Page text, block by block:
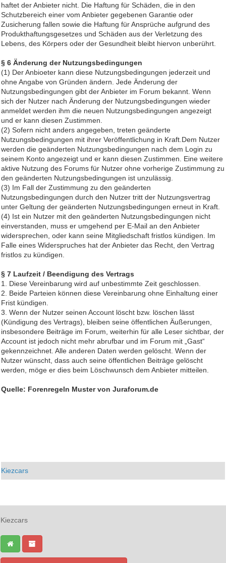
haftet der Anbieter nicht. Die Haftung für Schäden, die in den
Schutzbereich einer vom Anbieter gegebenen Garantie oder
Zusicherung fallen sowie die Haftung für Ansprüche aufgrund des
Produkthaftungsgesetzes und Schäden aus der Verletzung des
Lebens, des Körpers oder der Gesundheit bleibt hiervon unberührt.
§ 6 Änderung der Nutzungsbedingungen
(1) Der Anbioeter kann diese Nutzungsbedingungen jederzeit und
ohne Angabe von Gründen ändern. Jede Änderung der
Nutzungsbedingungen gibt der Anbieter im Forum bekannt. Wenn
sich der Nutzer nach Änderung der Nutzungsbedingungen wieder
anmeldet werden ihm die neuen Nutzungsbedingungen angezeigt
und er kann diesen Zustimmen.
(2) Sofern nicht anders angegeben, treten geänderte
Nutzungsbedingungen mit ihrer Veröffentlichung in Kraft.Dem Nutzer
werden die geänderten Nutzungsbedingungen nach dem Login zu
seinem Konto angezeigt und er kann diesen Zustimmen. Eine weitere
aktive Nutzung des Forums für Nutzer ohne vorherige Zustimmung zu
den geänderten Nutzungsbedingungen ist unzulässig.
(3) Im Fall der Zustimmung zu den geänderten
Nutzungsbedingungen durch den Nutzer tritt der Nutzungsvertrag
unter Geltung der geänderten Nutzungsbedingungen erneut in Kraft.
(4) Ist ein Nutzer mit den geänderten Nutzungsbedingungen nicht
einverstanden, muss er umgehend per E-Mail an den Anbieter
widersprechen, oder kann seine Mitgliedschaft fristlos kündigen. Im
Falle eines Widerspruches hat der Anbieter das Recht, den Vertrag
fristlos zu kündigen.
§ 7 Laufzeit / Beendigung des Vertrags
1. Diese Vereinbarung wird auf unbestimmte Zeit geschlossen.
2. Beide Parteien können diese Vereinbarung ohne Einhaltung einer
Frist kündigen.
3. Wenn der Nutzer seinen Account löscht bzw. löschen lässt
(Kündigung des Vertrags), bleiben seine öffentlichen Äußerungen,
insbesondere Beiträge im Forum, weiterhin für alle Leser sichtbar, der
Account ist jedoch nicht mehr abrufbar und im Forum mit „Gast“
gekennzeichnet. Alle anderen Daten werden gelöscht. Wenn der
Nutzer wünscht, dass auch seine öffentlichen Beiträge gelöscht
werden, möge er dies beim Löschwunsch dem Anbieter mitteilen.
Quelle: Forenregeln Muster von Juraforum.de
Kiezcars
Kiezcars